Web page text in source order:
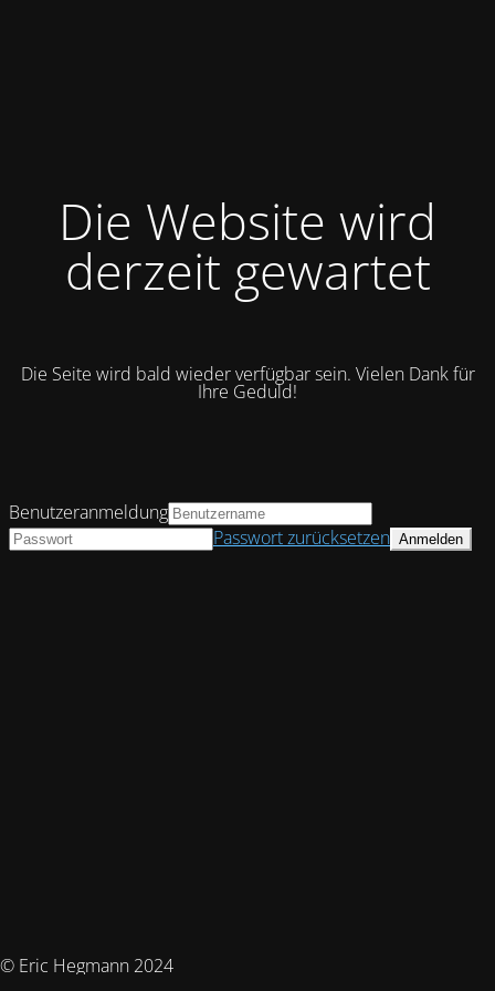
Die Website wird
derzeit gewartet
Die Seite wird bald wieder verfügbar sein. Vielen Dank für
Ihre Geduld!
© Eric Hegmann 2024
Benutzeranmeldung
Passwort zurücksetzen